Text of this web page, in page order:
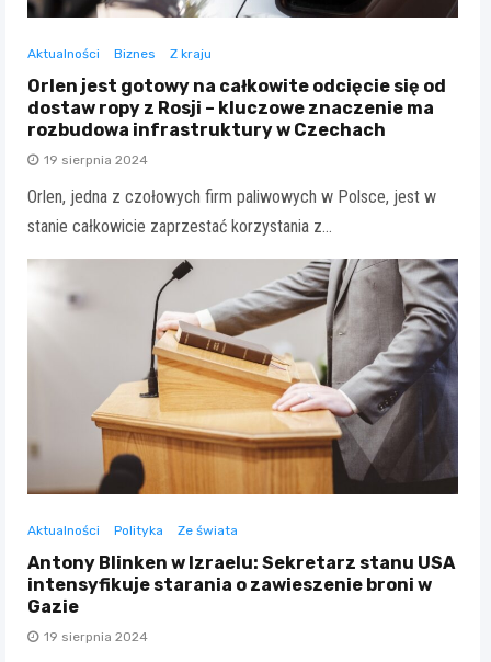
Aktualności Biznes Z kraju
Orlen jest gotowy na całkowite odcięcie się od
dostaw ropy z Rosji – kluczowe znaczenie ma
rozbudowa infrastruktury w Czechach
19 sierpnia 2024
Orlen, jedna z czołowych firm paliwowych w Polsce, jest w
stanie całkowicie zaprzestać korzystania z…
Aktualności Polityka Ze świata
Antony Blinken w Izraelu: Sekretarz stanu USA
intensyfikuje starania o zawieszenie broni w
Gazie
19 sierpnia 2024